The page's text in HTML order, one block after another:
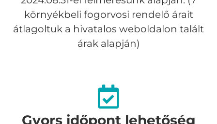
környékbeli fogorvosi rendelő árait
átlagoltuk a hivatalos weboldalon talált
árak alapján)
Gyors időpont lehetőség